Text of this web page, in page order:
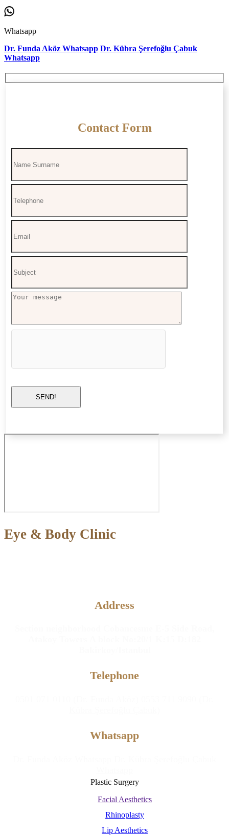
Whatsapp
Dr. Funda Aköz Whatsapp Dr. Kübra Şerefoğlu Çabuk
Whatsapp
Contact Form
SEND!
Eye & Body Clinic
Address
Telephone
Whatsapp
Plastic Surgery
Facial Aesthetics
Rhinoplasty
Lip Aesthetics